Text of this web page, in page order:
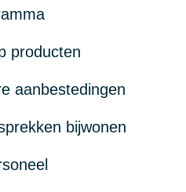
producten
aanbestedingen
bijwonen